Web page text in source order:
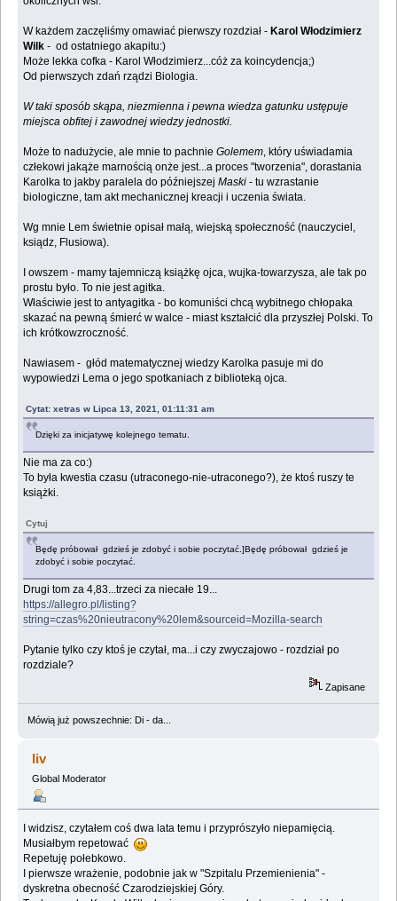
W każdem zaczęliśmy omawiać pierwszy rozdział - Karol Włodzimierz
Wilk- od ostatniego akapitu:)
Może lekka cofka - Karol Włodzimierz...cóż za koincydencja;)
Od pierwszych zdań rządzi Biologia.
W taki sposób skąpa, niezmienna i pewna wiedza gatunku ustępuje
miejsca obfitej i zawodnej wiedzy jednostki.
Może to nadużycie, ale mnie to pachnieGolemem, który uświadamia
człekowi jakąże marnością onże jest...a proces "tworzenia", dorastania
Karolka to jakby paralela do późniejszejMaski - tu wzrastanie
biologiczne, tam akt mechanicznej kreacji i uczenia świata.
Wg mnie Lem świetnie opisał małą, wiejską społeczność (nauczyciel,
ksiądz, Flusiowa).
I owszem - mamy tajemniczą książkę ojca, wujka-towarzysza, ale tak po
prostu było. To nie jest agitka.
Właściwie jest to antyagitka - bo komuniści chcą wybitnego chłopaka
skazać na pewną śmierć w walce - miast kształcić dla przyszłej Polski. To
ich krótkowzroczność.
Nawiasem - głód matematycznej wiedzy Karolka pasuje mi do
wypowiedzi Lema o jego spotkaniach z biblioteką ojca.
Cytat: xetras w Lipca 13, 2021, 01:11:31 am
Dzięki za inicjatywę kolejnego tematu.
Nie ma za co:)
To była kwestia czasu (utraconego-nie-utraconego?), że ktoś ruszy te
książki.
Cytuj
Będę próbował gdzieś je zdobyć i sobie poczytać.]Będę próbował gdzieś je
zdobyć i sobie poczytać.
Drugi tom za 4,83...trzeci za niecałe 19...
https://allegro.pl/listing?
string=czas%20nieutracony%20lem&sourceid=Mozilla-search
Pytanie tylko czy ktoś je czytał, ma...i czy zwyczajowo - rozdział po
rozdziale?
Zapisane
Mówią już powszechnie: Di - da...
liv
Global Moderator
I widzisz, czytałem coś dwa lata temu i przyprószyło niepamięcią.
Musiałbym repetować
Repetuję połebkowo.
I pierwsze wrażenie, podobnie jak w "Szpitalu Przemienienia" -
dyskretna obecność Czarodziejskiej Góry.